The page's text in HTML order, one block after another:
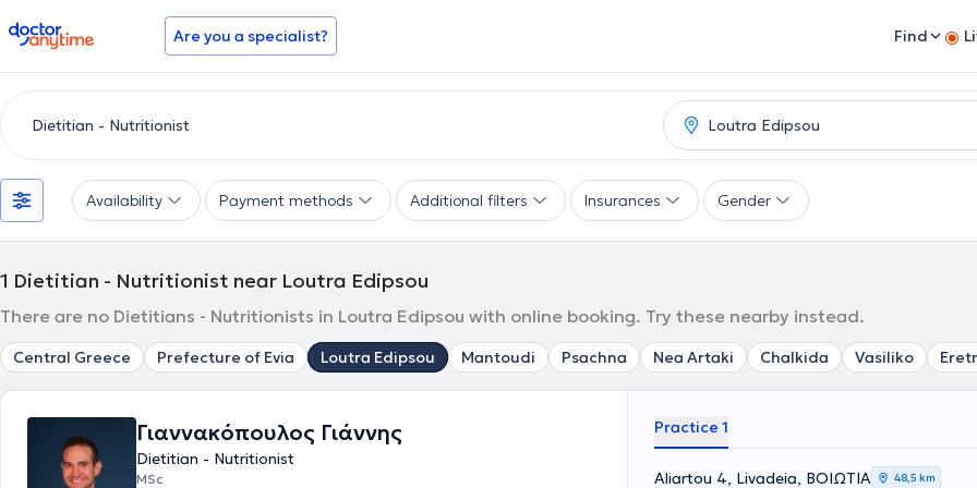
doctoranytime Are you a specialist? Find
Availability Payment methods Additional filters Insurances Gender
1 Dietitian - Nutritionist near Loutra Edipsou
There are no Dietitians - Nutritionists in Loutra Edipsou with online booking. Try these nearby instead.
Central Greece Prefecture of Evia Loutra Edipsou Mantoudi Psachna Nea Artaki Chalkida Vasiliko
Γιαννακόπουλος Γιάννης
Dietitian - Nutritionist
MSc
Practice 1
Aliartou 4, Livadeia, ΒΟΙΩΤΙΑ 48,5 km